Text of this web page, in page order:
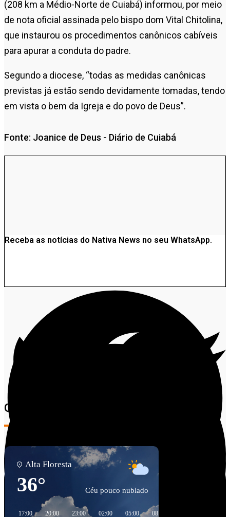
(208 km a Médio-Norte de Cuiabá) informou, por meio
de nota oficial assinada pelo bispo dom Vital Chitolina,
que instaurou os procedimentos canônicos cabíveis
para apurar a conduta do padre.
Segundo a diocese, “todas as medidas canônicas
previstas já estão sendo devidamente tomadas, tendo
em vista o bem da Igreja e do povo de Deus”.
Fonte: Joanice de Deus - Diário de Cuiabá
Receba as notícias do Nativa News no seu WhatsApp.
Facebook
Comentários
Alta Floresta
36° Céu pouco nublado
17:00 20:00 23:00 02:00 05:00 08:00